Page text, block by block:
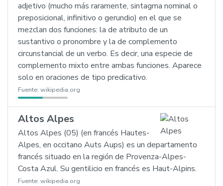
adjetivo (mucho más raramente, sintagma nominal o
preposicional, infinitivo o gerundio) en el que se
mezclan dos funciones: la de atributo de un
sustantivo o pronombre y la de complemento
circunstancial de un verbo. Es decir, una especie de
complemento mixto entre ambas funciones. Aparece
solo en oraciones de tipo predicativo.
Fuente: wikipedia.org
Altos Alpes
Altos Alpes (05) (en francés Hautes-
Alpes, en occitano Auts Aups) es un departamento
francés situado en la región de Provenza-Alpes-
Costa Azul. Su gentilicio en francés es Haut-Alpins.
Fuente: wikipedia.org